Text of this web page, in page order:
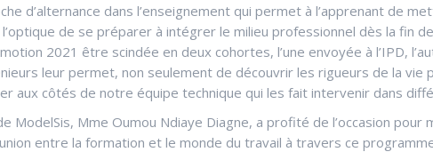
d’alternance dans l’enseignement qui permet à l’apprenant de
de se préparer à intégrer le milieu professionnel dès la fin
2021 être scindée en deux cohortes, l’une envoyée à l’IPD,
leur permet, non seulement de découvrir les rigueurs de la vie
aux côtés de notre équipe technique qui les fait intervenir dans
ModelSis, Mme Oumou Ndiaye Diagne, a profité de l’occasion pour
entre la formation et le monde du travail à travers ce